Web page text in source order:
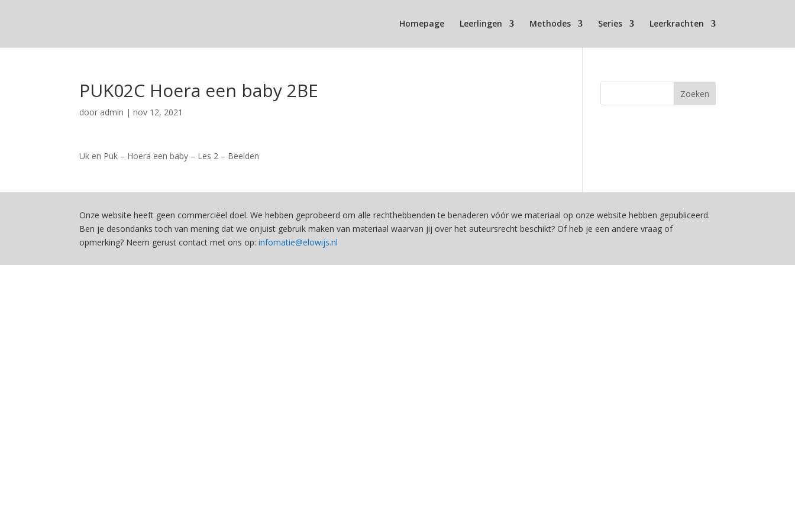
Homepage Leerlingen Methodes Series Leerkrachten
PUK02C Hoera een baby 2BE
door admin |nov 12, 2021
Uk en Puk – Hoera een baby – Les 2 – Beelden
Onze website heeft geen commerciëel doel. We hebben geprobeerd om alle rechthebbenden te benaderen vóór we materiaal op onze website hebben gepubliceerd.
Ben je desondanks toch van mening dat we onjuist gebruik maken van materiaal waarvan jij over het auteursrecht beschikt? Of heb je een andere vraag of
opmerking? Neem gerust contact met ons op:infomatie@elowijs.nl